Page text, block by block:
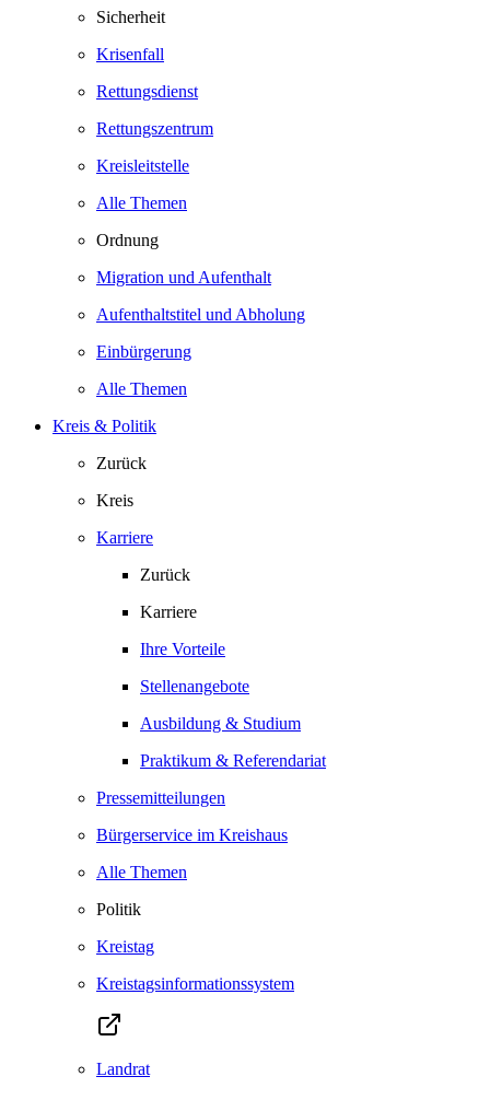
Sicherheit
Krisenfall
Rettungsdienst
Rettungszentrum
Kreisleitstelle
Alle Themen
Ordnung
Migration und Aufenthalt
Aufenthaltstitel und Abholung
Einbürgerung
Alle Themen
Kreis & Politik
Zurück
Kreis
Karriere
Zurück
Karriere
Ihre Vorteile
Stellenangebote
Ausbildung & Studium
Praktikum & Referendariat
Pressemitteilungen
Bürgerservice im Kreishaus
Alle Themen
Politik
Kreistag
Kreistagsinformationssystem
Landrat